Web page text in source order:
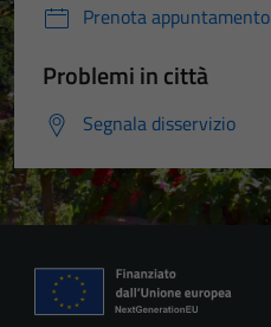
Prenota appuntamento
Problemi in città
Segnala disservizio